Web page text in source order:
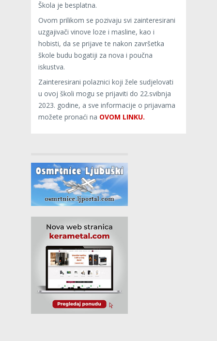
Škola je besplatna.
Ovom prilikom se pozivaju svi zainteresirani
uzgajivači vinove loze i masline, kao i
hobisti, da se prijave te nakon završetka
škole budu bogatiji za nova i poučna
iskustva.
Zainteresirani polaznici koji žele sudjelovati
u ovoj školi mogu se prijaviti do 22.svibnja
2023. godine, a sve informacije o prijavama
možete pronaći na OVOM LINKU.